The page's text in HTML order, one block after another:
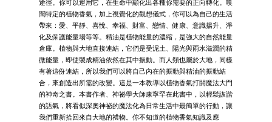
途徑。你可以運用它，在生命中顯化出各種你需要的正向轉化。嗅
聞特定的植物香氣，加上視覺化的觀想儀式，你可以為自己的生活
帶來：愛、平靜、喜悅、幸福、財富、戀情、健康、意識揚升、淨
化及保護能量場等等。精油是植物能量的濃縮，是強大的自然能量
倉庫。植物與大地直接連結，它們是受泥土、陽光與雨水滋潤的精
微能量，即使製成精油依然在其中振動。而人類也屬於大地，同樣
有著這份連結，所以我們可以將自己內在的振動與精油的振動結
合，來創造出所需的改變。這是一本教導以植物香氣打開魔法大門
的神奇之書。本書作者、神祕學大師康寧罕在此書中，以輕鬆詼諧
的語氣，將看似深奧神祕的魔法化為日常生活中最簡單的行動，讓
我們重新拾回來自大地的禮物。你不知道的植物香氣知識及應